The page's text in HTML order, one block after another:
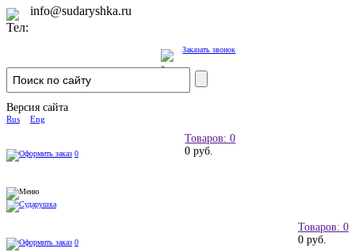
info@sudaryshka.ru
Заказать звонок
Версия сайта
Rus Eng
Товаров: 0
0 руб.
0
Товаров: 0
0 руб.
0